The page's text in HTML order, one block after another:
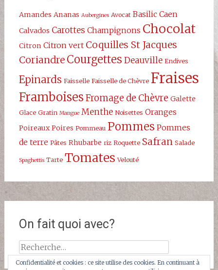
Amandes Ananas Aubergines Avocat Basilic Caen
Calvados Carottes Champignons Chocolat
Citron Citron vert Coquilles St Jacques
Coriandre Courgettes Deauville Endives
Epinards Faisselle Faisselle de Chèvre Fraises
Framboises Fromage de Chèvre Galette
Glace Gratin Mangue Menthe Noisettes Oranges
Poireaux Poires Pommeau Pommes Pommes
de terre Pâtes Rhubarbe riz Roquette Safran Salade
Spaghettis Tarte Tomates Velouté
On fait quoi avec?
Rechercher :
Confidentialité et cookies : ce site utilise des cookies. En continuant à